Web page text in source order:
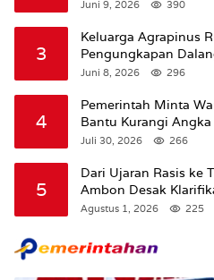
Juni 9, 2026 390
3
Keluarga Agrapinus
Pengungkapan
Kasus ke Komisi III
Juni 8, 2026 296
4
Pemerintah Minta
Bantu Kurangi
Juli 30, 2026 266
5
Dari Ujaran Rasis ke
Ambon Desak
Tunda Pengibaran
Agustus 1, 2026 225